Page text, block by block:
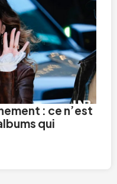
: ce n’est
qui